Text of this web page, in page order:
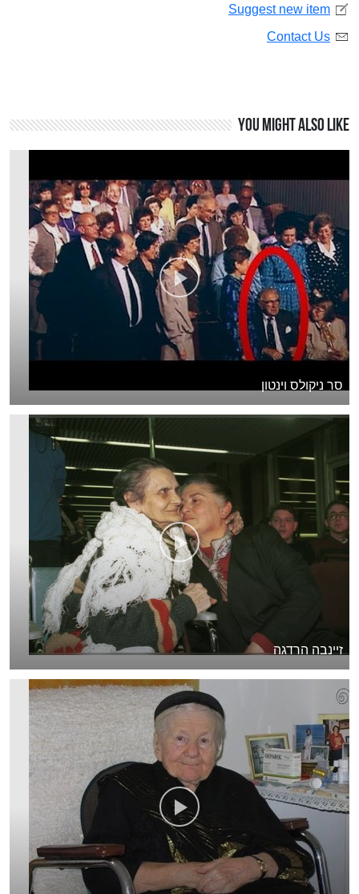
Suggest new item
Contact Us
You might also like
סר ניקולס וינטון
זיינבה הרדגה